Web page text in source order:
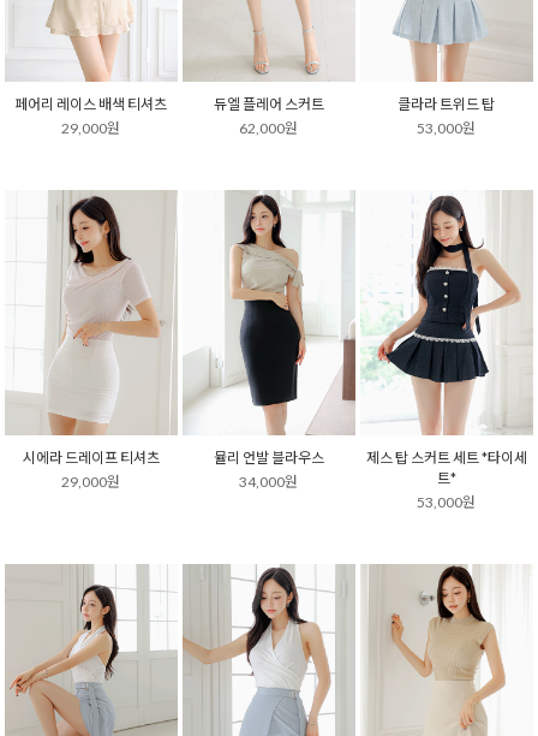
페어리 레이스 배색 티셔츠
29,000원
듀엘 플레어 스커트
62,000원
클라라 트위드 탑
53,000원
시에라 드레이프 티셔츠
29,000원
뮬리 언발 블라우스
34,000원
제스 탑 스커트 세트 *타이세
트*
53,000원